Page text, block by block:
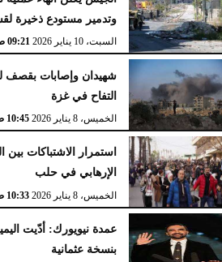
وتدمير مستودع ذخيرة
السبت، 10 يناير 2026 09:21 صـ
شهيدان وإصابات بقصف
التفاح في غزة
الخميس، 8 يناير 2026 10:45 صـ
استمرار الاشتباكات
الإرهابي في حلب
الخميس، 8 يناير 2026 10:33 صـ
عمدة نيويورك: أدّيت
بنسخة عثمانية